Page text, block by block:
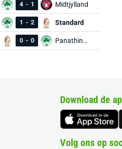
4 - 1 Midtjylland
1 - 2 Standard
0 - 0 Panathinaikos
Download de
Volg ons op